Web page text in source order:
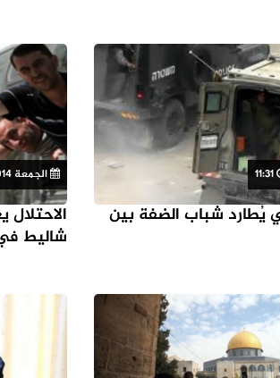
يُطارد شباب الضفة بين
الجمعة 28/02/2014
شاليط